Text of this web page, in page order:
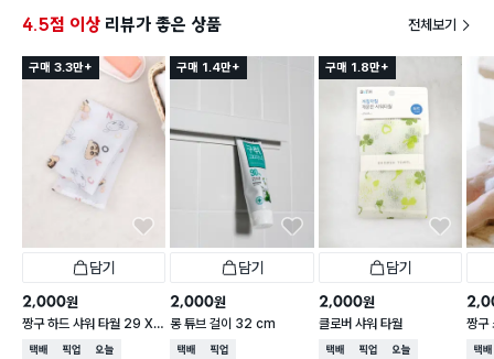
4.5점 이상 리뷰가 좋은 상품 전체보기
구매 3.3만+
담기
2,000원
짱구 하드 샤워 타월 29 X
95 cm
택배배송매장픽업오늘배송
구매 1.4만+
담기
2,000원
롱 튜브 걸이 32 cm
택배배송매장픽업
구매 1.8만+
담기
2,000원
클로버 샤워 타월
택배배송매장픽업오늘배송
짱구
X
택배